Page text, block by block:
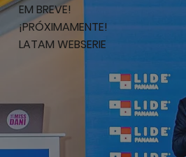
EM BREVE!
¡PRÓXIMAMENTE!
LATAM WEBSERIE